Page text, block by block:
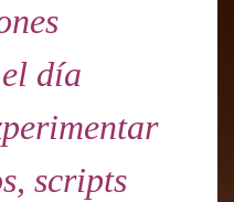
día
scripts